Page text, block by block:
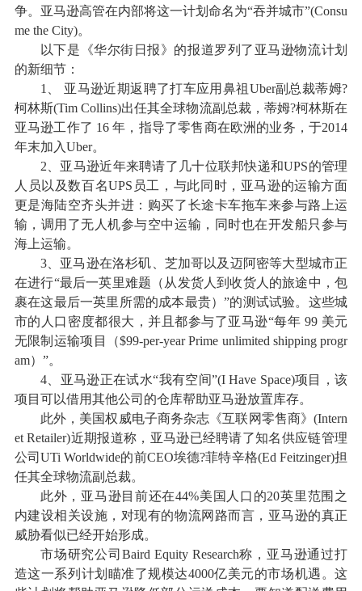
争。亚马逊高管在内部将这一计划命名为“吞并城市”(Consu
me the City)。
以下是《华尔街日报》的报道罗列了亚马逊物流计划
的新细节：
1、 亚马逊近期返聘了打车应用鼻祖Uber副总裁蒂姆?
柯林斯(Tim Collins)出任其全球物流副总裁，蒂姆?柯林斯在
亚马逊工作了 16 年，指导了零售商在欧洲的业务，于2014
年末加入Uber。
2、亚马逊近年来聘请了几十位联邦快递和UPS的管理
人员以及数百名UPS员工，与此同时，亚马逊的运输方面
更是海陆空齐头并进：购买了长途卡车拖车来参与路上运
输，调用了无人机参与空中运输，同时也在开发船只参与
海上运输。
3、亚马逊在洛杉矶、芝加哥以及迈阿密等大型城市正
在进行“最后一英里难题（从发货人到收货人的旅途中，包
裹在这最后一英里所需的成本最贵）”的测试试验。这些城
市的人口密度都很大，并且都参与了亚马逊“每年 99 美元
无限制运输项目（$99-per-year Prime unlimited shipping progr
am）”。
4、亚马逊正在试水“我有空间”(I Have Space)项目，该
项目可以借用其他公司的仓库帮助亚马逊放置库存。
此外，美国权威电子商务杂志《互联网零售商》(Intern
et Retailer)近期报道称，亚马逊已经聘请了知名供应链管理
公司UTi Worldwide的前CEO埃德?菲特辛格(Ed Feitzinger)担
任其全球物流副总裁。
此外，亚马逊目前还在44%美国人口的20英里范围之
内建设相关设施，对现有的物流网路而言，亚马逊的真正
威胁看似已经开始形成。
市场研究公司Baird Equity Research称，亚马逊通过打
造这一系列计划瞄准了规模达4000亿美元的市场机遇。这